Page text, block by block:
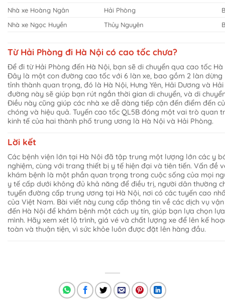
Nhà xe Hoàng Ngân
Hải Phòng
Nhà xe Ngọc Huyền
Thủy Nguyên
Từ Hải Phòng đi Hà Nội có cao tốc chưa?
Để đi từ Hải Phòng đến Hà Nội, bạn sẽ di chuyển qua cao tốc Hà
Đây là một con đường cao tốc với 6 làn xe, bao gồm 2 làn dừng
tỉnh thành quan trọng, đó là Hà Nội, Hưng Yên, Hải Dương và
đường này sẽ giúp bạn rút ngắn thời gian di chuyển, và di
Điều này cũng giúp các nhà xe dễ dàng tiếp cận đến điểm đến
chóng và hiệu quả. Tuyến cao tốc QL5B đóng một vai trò quan
kinh tế của hai thành phố trung ương là Hà Nội và Hải Phòng.
Lời kết
Các bệnh viện lớn tại Hà Nội đã tập trung một lượng lớn các y
nghiệm, cùng với trang thiết bị y tế hiện đại và tiên tiến. Vấn đề
khám bệnh là một phần quan trọng trong cuộc sống của mọi
y tế cấp dưới không đủ khả năng để điều trị, người dân thường
tuyến đường cấp trung ương tại Hà Nội, nơi có các tuyến cao
của Việt Nam. Bài viết này cung cấp thông tin về các dịch vụ
đến Hà Nội để khám bệnh một cách uy tín, giúp bạn lựa chọn
mình. Hãy xem xét lộ trình, giá vé và chất lượng xe để lên kế
toàn và thuận tiện, vì sức khỏe luôn được đặt lên hàng đầu.